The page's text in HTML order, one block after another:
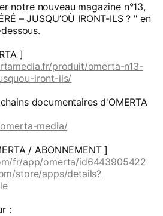
notre nouveau magazine n°13,
– JUSQU’OÙ IRONT-ILS ? " en
]
produit/omerta-n13-
iront-ils/
documentaires d'OMERTA
media/
/ ABONNEMENT ]
fr/app/omerta/id6443905422
store/apps/details?
: